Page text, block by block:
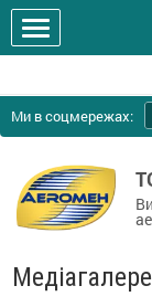
Ми в соцмережах: